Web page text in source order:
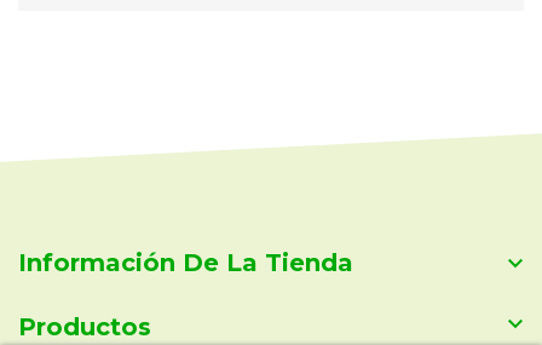
Información De La Tienda 
Productos 